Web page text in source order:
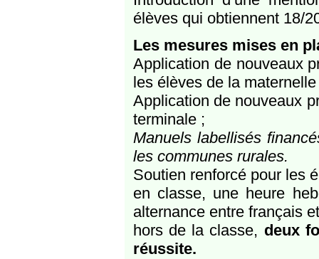
élèves qui obtiennent 18/
Les mesures mises en
Application de nouveaux
les élèves de la
Application de nouveaux
terminale ;
Manuels labellisés
les communes rurales.
Soutien renforcé pour les
en classe, une heure
alternance entre français
hors de la classe, deux
réussite.